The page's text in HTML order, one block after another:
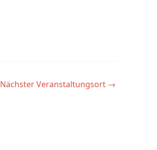
Nächster Veranstaltungsort →